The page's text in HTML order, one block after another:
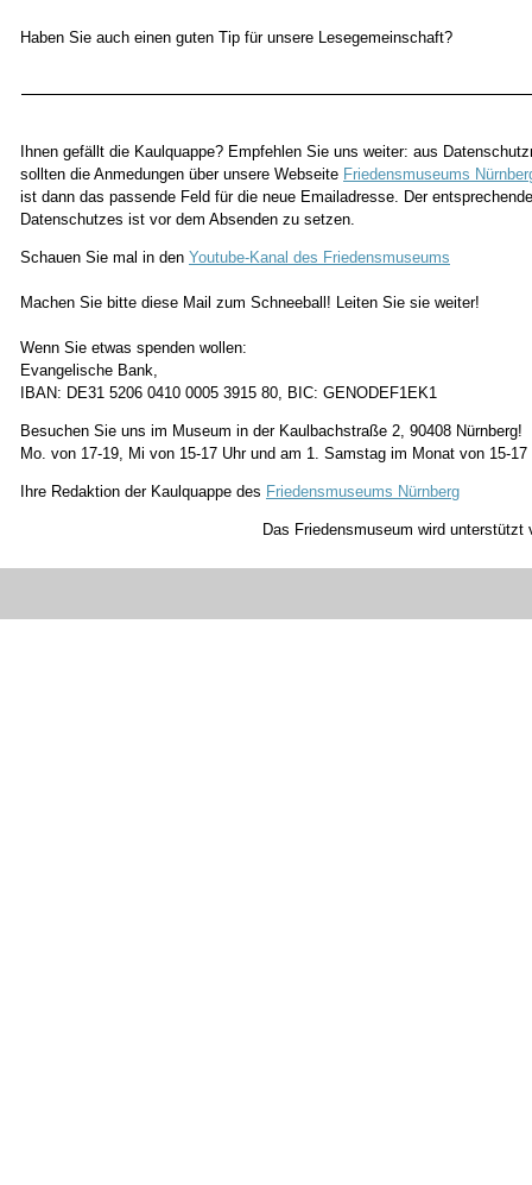
Haben Sie auch einen guten Tip für unsere Lesegemeinschaft?
Ihnen gefällt die Kaulquappe? Empfehlen Sie uns weiter: aus
sollten die Anmedungen über unsere Webseite Friedensmuseums
ist dann das passende Feld für die neue Emailadresse. Der
Datenschutzes ist vor dem Absenden zu setzen.
Schauen Sie mal in den Youtube-Kanal des Friedensmuseums
Machen Sie bitte diese Mail zum Schneeball! Leiten Sie sie weiter!
Wenn Sie etwas spenden wollen:
Evangelische Bank,
IBAN: DE31 5206 0410 0005 3915 80, BIC: GENODEF1EK1
Besuchen Sie uns im Museum in der Kaulbachstraße 2, 90408 Nürnberg!
Mo. von 17-19, Mi von 15-17 Uhr und am 1. Samstag im Monat von 15-17
Ihre Redaktion der Kaulquappe des Friedensmuseums Nürnberg
Das Friedensmuseum wird unterstützt